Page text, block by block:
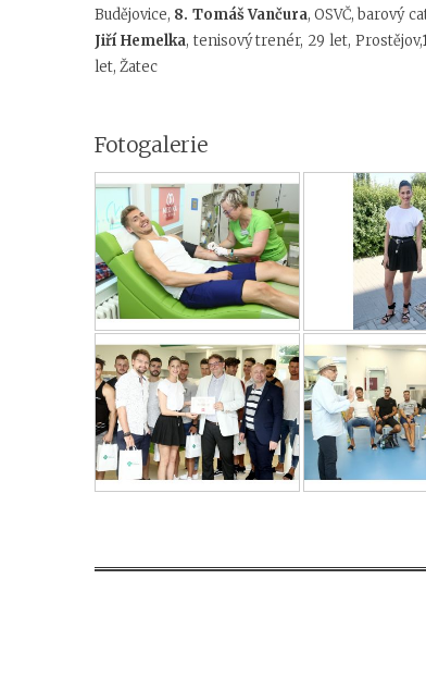
Budějovice, 8. Tomáš Vančura, OSVČ, barový
Jiří Hemelka, tenisový trenér, 29 let, Prostějov,
let, Žatec
Fotogalerie